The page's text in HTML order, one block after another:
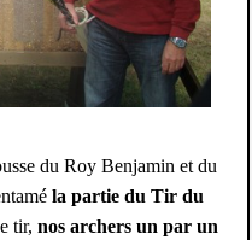
du Roy Benjamin et du
la partie du Tir du
tir, nos archers un par un